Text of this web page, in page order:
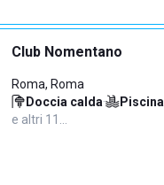
Club Nomentano
Roma, Roma
Doccia calda· Piscina
e altri 11…